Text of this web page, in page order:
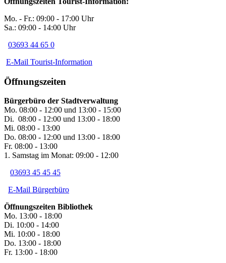
Mo. - Fr.: 09:00 - 17:00 Uhr
Sa.: 09:00 - 14:00 Uhr
03693 44 65 0
E-Mail Tourist-Information
Öffnungszeiten
Bürgerbüro der Stadtverwaltung
Mo. 08:00 - 12:00 und 13:00 - 15:00
Di. 08:00 - 12:00 und 13:00 - 18:00
Mi. 08:00 - 13:00
Do. 08:00 - 12:00 und 13:00 - 18:00
Fr. 08:00 - 13:00
1. Samstag im Monat: 09:00 - 12:00
03693 45 45 45
E-Mail Bürgerbüro
Öffnungszeiten Bibliothek
Mo. 13:00 - 18:00
Di. 10:00 - 14:00
Mi. 10:00 - 18:00
Do. 13:00 - 18:00
Fr. 13:00 - 18:00